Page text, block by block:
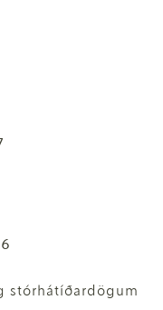
stórhátíðardögum